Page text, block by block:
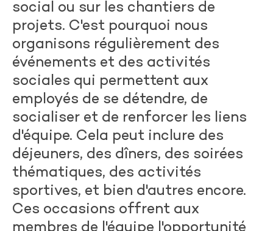
social ou sur les chantiers de
projets. C'est pourquoi nous
organisons régulièrement des
événements et des activités
sociales qui permettent aux
employés de se détendre, de
socialiser et de renforcer les liens
d'équipe. Cela peut inclure des
déjeuners, des dîners, des soirées
thématiques, des activités
sportives, et bien d'autres encore.
Ces occasions offrent aux